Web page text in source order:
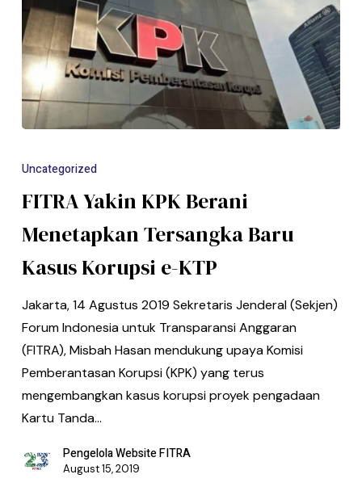
Uncategorized
FITRA Yakin KPK Berani
Menetapkan Tersangka Baru
Kasus Korupsi e-KTP
Jakarta, 14 Agustus 2019 Sekretaris Jenderal (Sekjen)
Forum Indonesia untuk Transparansi Anggaran
(FITRA), Misbah Hasan mendukung upaya Komisi
Pemberantasan Korupsi (KPK) yang terus
mengembangkan kasus korupsi proyek pengadaan
Kartu Tanda…
Pengelola Website FITRA
August 15, 2019